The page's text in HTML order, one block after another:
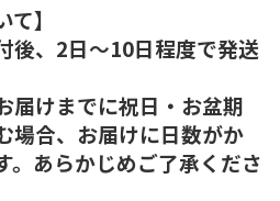
】
後、2日～10日程度で発送
届けまでに祝日・お盆期
場合、お届けに日数がか
。あらかじめご了承くださ